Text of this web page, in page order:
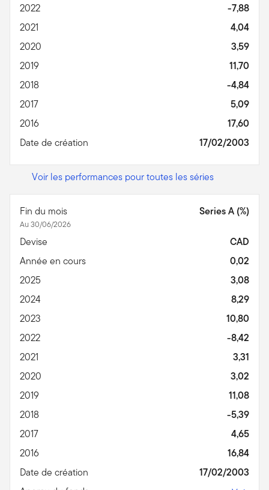
2022
-7,88
2021
4,04
2020
3,59
2019
11,70
2018
-4,84
2017
5,09
2016
17,60
Date de création
17/02/2003
Voir les performances pour toutes les séries
Fin du mois
Au 30/06/2026
Series A (%)
Devise
CAD
Année en cours
0,02
2025
3,08
2024
8,29
2023
10,80
2022
-8,42
2021
3,31
2020
3,02
2019
11,08
2018
-5,39
2017
4,65
2016
16,84
Date de création
17/02/2003